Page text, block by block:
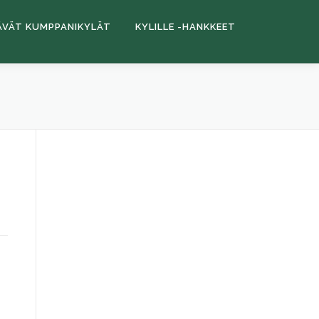
KUMPPANIKYLÄT KYLILLE -HANKKEET